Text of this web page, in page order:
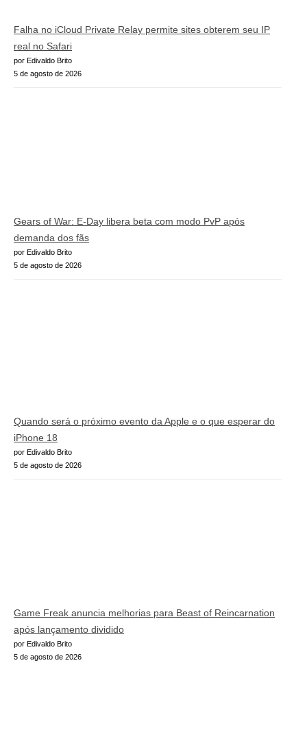
Falha no iCloud Private Relay permite sites obterem seu IP
real no Safari
por Edivaldo Brito
5 de agosto de 2026
Gears of War: E-Day libera beta com modo PvP após
demanda dos fãs
por Edivaldo Brito
5 de agosto de 2026
Quando será o próximo evento da Apple e o que esperar do
iPhone 18
por Edivaldo Brito
5 de agosto de 2026
Game Freak anuncia melhorias para Beast of Reincarnation
após lançamento dividido
por Edivaldo Brito
5 de agosto de 2026